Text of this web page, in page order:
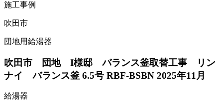
施工事例
吹田市
団地用給湯器
吹田市 団地 I様邸 バランス釜取替工事 リン
ナイ バランス釜 6.5号 RBF-BSBN 2025年11月
給湯器